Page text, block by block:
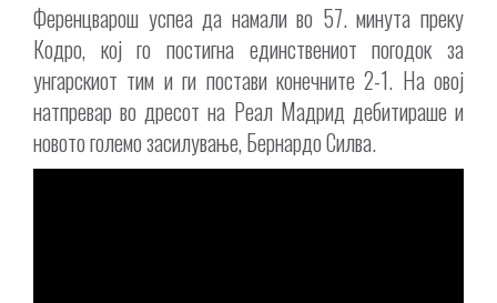
Ференцварош успеа да намали во 57. минута преку
Кодро, кој го постигна единствениот погодок за
унгарскиот тим и ги постави конечните 2-1. На овој
натпревар во дресот на Реал Мадрид дебитираше и
новото големо засилување, Бернардо Силва.